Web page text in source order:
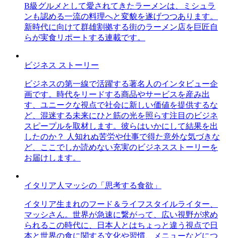
B級グルメとして愛されてきたラーメンは、ミシュラ
ンも認める一流の料理へと変貌を遂げつつあります。
新時代に向けて群雄割拠する街のラーメン店を巨匠自
らが実食リポートする連載です。
ビジネス ストーリー
ビジネスの第一線で活躍する著名人のインタビュー企
画です。時代をリードする商品やサービスを産み出
す、ユニークな視点で社会に新しい価値を提供するな
ど、混迷する未来にひと筋の光を照らす注目のビジネ
スピープルを取材します。彼らはいかにして結果を出
したのか？ 人知れぬ苦労や仕事で得た意外な気づきな
ど、ここでしか読めない充実のビジネスストーリーを
お届けします。
イタリア人マッシの「思考する食欲」
イタリア生まれのフード＆ライフスタイルライター、
マッシさん。世界が急速に繋がって、広い視野が求め
られるこの時代に、日本人とはちょっと違う視点で日
本と世界の食に関する文化や習慣、メニューなどにつ